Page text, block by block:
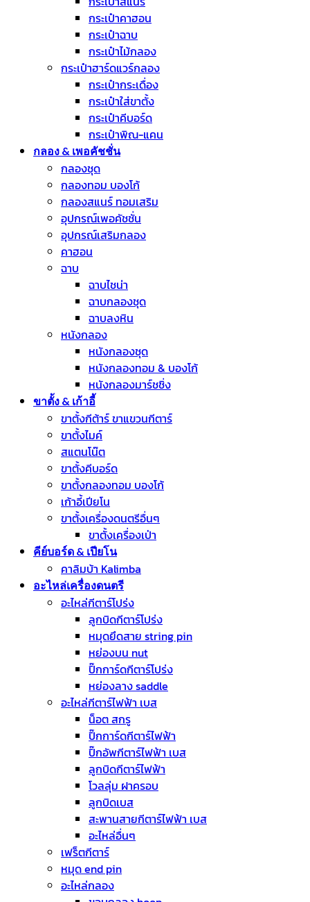
กระเป๋าคาฮอน
กระเป๋าฉาบ
กระเป๋าไม้กลอง
กระเป๋าฮาร์ดแวร์กลอง
กระเป๋ากระเดื่อง
กระเป๋าใส่ขาตั้ง
กระเป๋าคีบอร์ด
กระเป๋าพิณ-แคน
กลอง & เพอคัชชั่น
กลองชุด
กลองทอม บองโก้
กลองสแนร์ ทอมเสริม
อุปกรณ์เพอคัชชั่น
อุปกรณ์เสริมกลอง
คาฮอน
ฉาบ
ฉาบไชน่า
ฉาบกลองชุด
ฉาบลงหิน
หนังกลอง
หนังกลองชุด
หนังกลองทอม & บองโก้
หนังกลองมาร์ชชิ่ง
ขาตั้ง & เก้าอี้
ขาตั้งกีต้าร์ ขาแขวนกีตาร์
ขาตั้งไมค์
สแตนโน๊ต
ขาตั้งคีบอร์ด
ขาตั้งกลองทอม บองโก้
เก้าอี้เปียโน
ขาตั้งเครื่องดนตรีอื่นๆ
ขาตั้งเครื่องเป่า
คีย์บอร์ด & เปียโน
คาลิมบ้า Kalimba
อะไหล่เครื่องดนตรี
อะไหล่กีตาร์โปร่ง
ลูกบิดกีตาร์โปร่ง
หมุดยึดสาย string pin
หย่องบน nut
ปิ๊กการ์ดกีตาร์โปร่ง
หย่องลาง saddle
อะไหล่กีตาร์ไฟฟ้า เบส
น็อต สกรู
ปิ๊กการ์ดกีตาร์ไฟฟ้า
ปิ๊กอัพกีตาร์ไฟฟ้า เบส
ลูกบิดกีตาร์ไฟฟ้า
โวลลุ่ม ฝาครอบ
ลูกบิดเบส
สะพานสายกีตาร์ไฟฟ้า เบส
อะไหล่อื่นๆ
เฟร็ตกีตาร์
หมุด end pin
อะไหล่กลอง